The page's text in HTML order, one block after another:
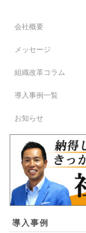
会社概要
メッセージ
組織改革コラム
導入事例一覧
お知らせ
導入事例